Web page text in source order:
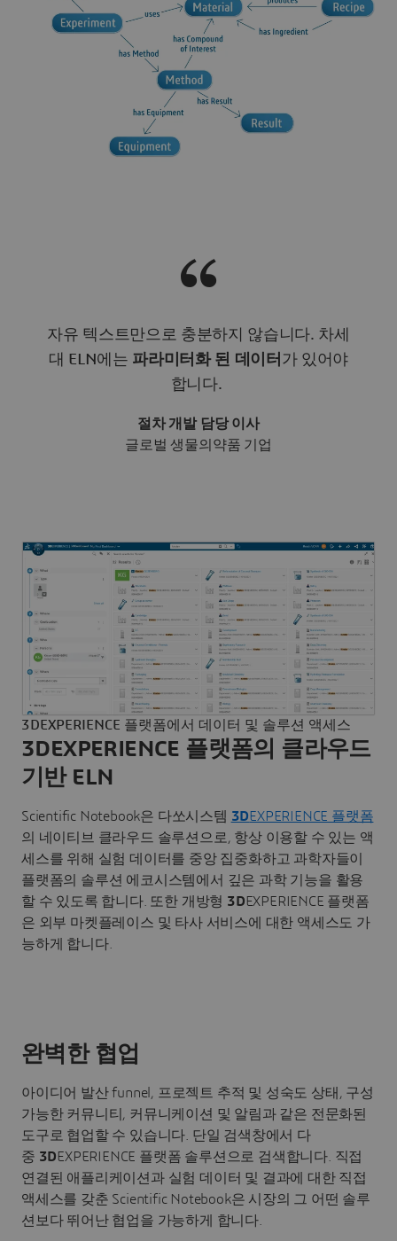
자유 텍스트만으로 충분하지 않습니다. 차세
대 ELN에는 파라미터화 된 데이터 가 있어야
합니다.
절차 개발 담당 이사
글로벌 생물의약품 기업
3DEXPERIENCE 플랫폼의 클라우드
기반 ELN
Scientific Notebook은 다쏘시스템 3DEXPERIENCE 플랫폼
의 네이티브 클라우드 솔루션으로, 항상 이용할 수 있는 액
세스를 위해 실험 데이터를 중앙 집중화하고 과학자들이
플랫폼의 솔루션 에코시스템에서 깊은 과학 기능을 활용
할 수 있도록 합니다. 또한 개방형 3DEXPERIENCE 플랫폼
은 외부 마켓플레이스 및 타사 서비스에 대한 액세스도 가
능하게 합니다.
3DEXPERIENCE 플랫폼에서 데이터 및 솔루션 액세스
완벽한 협업
아이디어 발산 funnel, 프로젝트 추적 및 성숙도 상태, 구성
가능한 커뮤니티, 커뮤니케이션 및 알림과 같은 전문화된
도구로 협업할 수 있습니다. 단일 검색창에서 다
중 3DEXPERIENCE 플랫폼 솔루션으로 검색합니다. 직접
연결된 애플리케이션과 실험 데이터 및 결과에 대한 직접
액세스를 갖춘 Scientific Notebook은 시장의 그 어떤 솔루
션보다 뛰어난 협업을 가능하게 합니다.